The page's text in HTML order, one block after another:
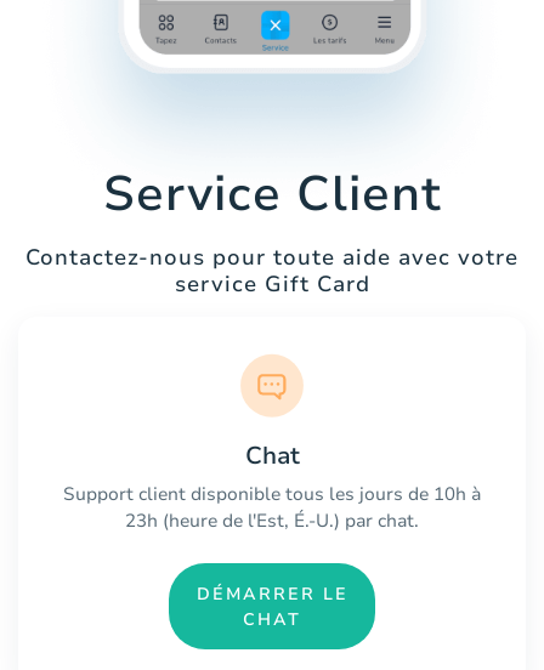
Service Client
Contactez-nous pour toute aide avec votre
service Gift Card
Chat
Support client disponible tous les jours de 10h à
23h (heure de l'Est, É.-U.) par chat.
DÉMARRER LE
CHAT